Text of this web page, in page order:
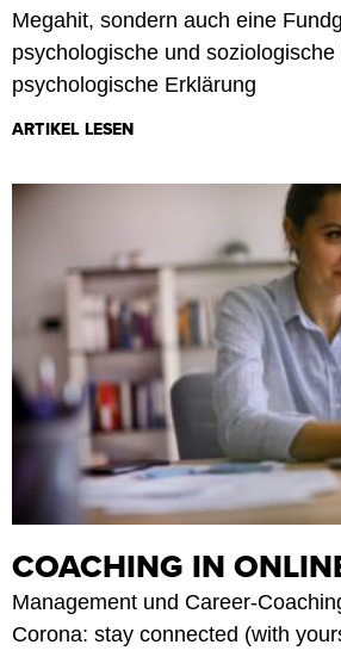
Megahit, sondern auch eine
psychologische und
psychologische Erklärung
ARTIKEL LESEN
COACHING IN
Management und Career-
Corona: stay connected (with